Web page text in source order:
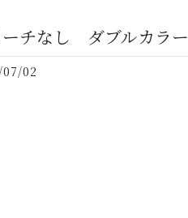
ーチなし ダブルカラー
02